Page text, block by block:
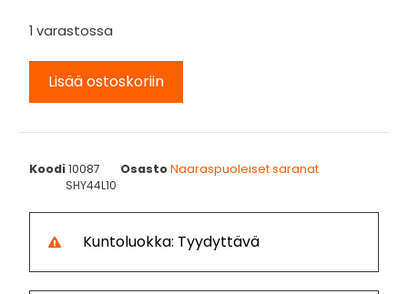
1 varastossa
Lisää ostoskoriin
Koodi10087 OsastoNaaraspuoleiset saranat
SHY44L10
Kuntoluokka: Tyydyttävä